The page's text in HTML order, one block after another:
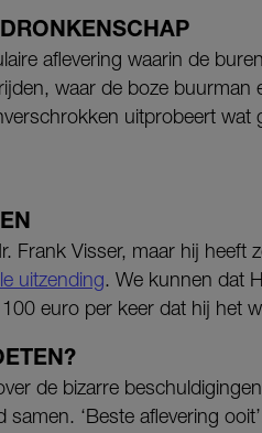
aflevering waarin de
waar de boze buurman
uitprobeert
Frank Visser, maar hij heeft
uitzending. We kunnen dat
euro per keer dat hij het
de bizarre
‘Beste aflevering